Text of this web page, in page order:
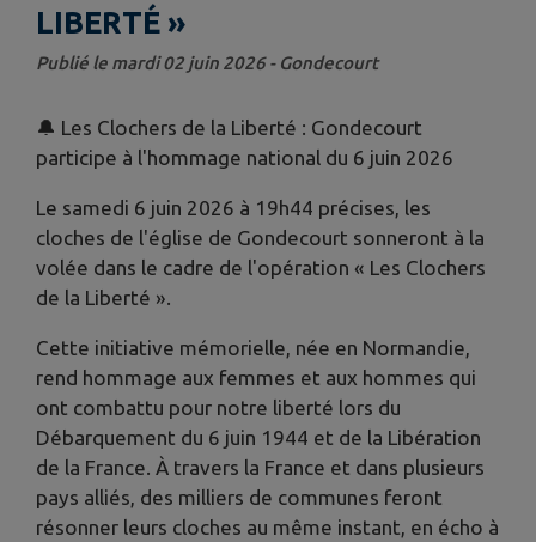
LIBERTÉ »
Publié le mardi 02 juin 2026 - Gondecourt
🔔 Les Clochers de la Liberté : Gondecourt
participe à l'hommage national du 6 juin 2026
Le samedi 6 juin 2026 à 19h44 précises, les
cloches de l'église de Gondecourt sonneront à la
volée dans le cadre de l'opération « Les Clochers
de la Liberté ».
Cette initiative mémorielle, née en Normandie,
rend hommage aux femmes et aux hommes qui
ont combattu pour notre liberté lors du
Débarquement du 6 juin 1944 et de la Libération
de la France. À travers la France et dans plusieurs
pays alliés, des milliers de communes feront
résonner leurs cloches au même instant, en écho à